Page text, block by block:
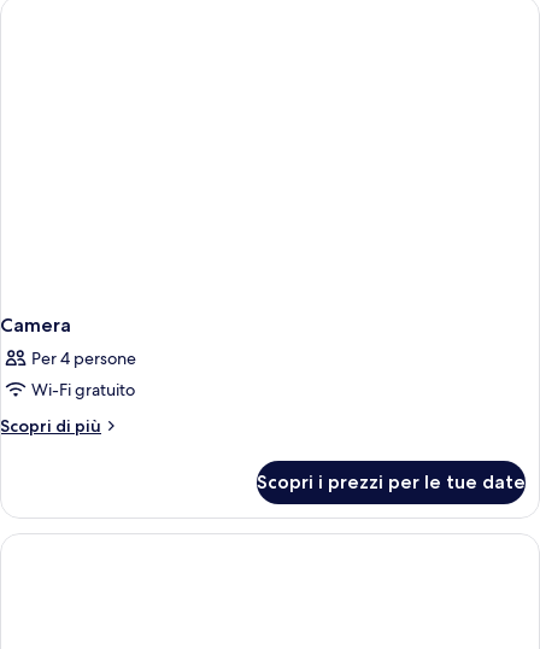
letti
Camera
Per 4 persone
Wi-Fi gratuito
Scopri di più
Altri
Scopri i prezzi per le tue date